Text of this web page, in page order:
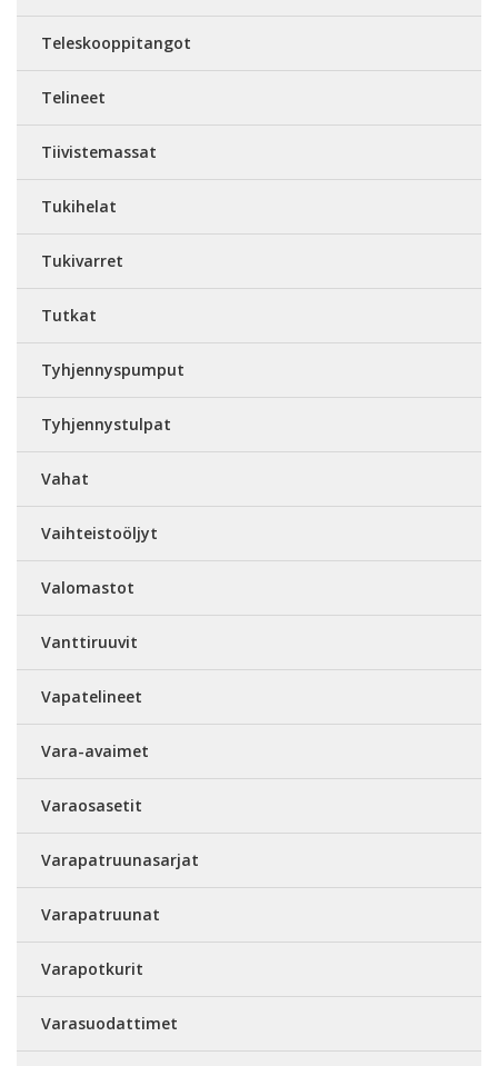
Teleskooppitangot
Telineet
Tiivistemassat
Tukihelat
Tukivarret
Tutkat
Tyhjennyspumput
Tyhjennystulpat
Vahat
Vaihteistoöljyt
Valomastot
Vanttiruuvit
Vapatelineet
Vara-avaimet
Varaosasetit
Varapatruunasarjat
Varapatruunat
Varapotkurit
Varasuodattimet